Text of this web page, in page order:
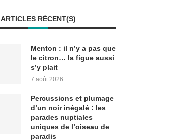
ARTICLES RÉCENT(S)
Menton : il n’y a pas que
le citron… la figue aussi
s’y plait
7 août 2026
Percussions et plumage
d’un noir inégalé : les
parades nuptiales
uniques de l’oiseau de
paradis